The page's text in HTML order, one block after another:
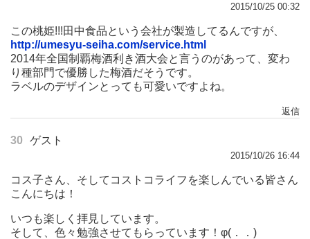
2015/10/25 00:32
この桃姫!!!田中食品という会社が製造してるんですが、
http://umesyu-seiha.com/service.html
2014年全国制覇梅酒利き酒大会と言うのがあって、変わ
り種部門で優勝した梅酒だそうです。
ラベルのデザインとっても可愛いですよね。
返信
30 ゲスト
2015/10/26 16:44
コス子さん、そしてコストコライフを楽しんでいる皆さん
こんにちは！
いつも楽しく拝見しています。
そして、色々勉強させてもらっています！φ(．．)